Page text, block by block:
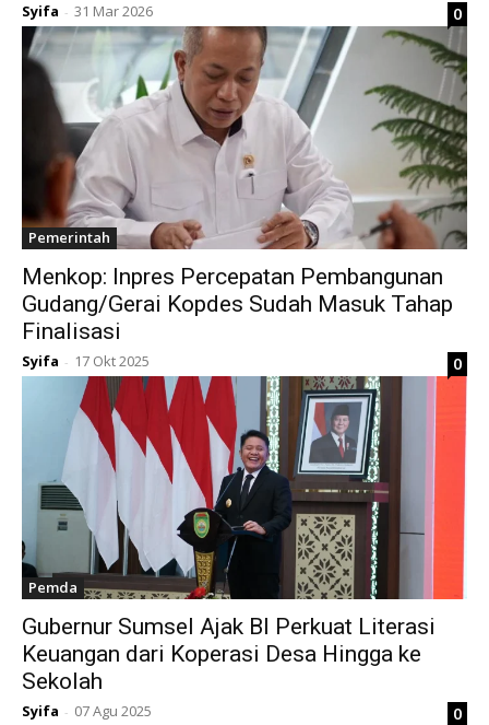
Syifa - 31 Mar 2026 0
Pemerintah
Menkop: Inpres Percepatan Pembangunan
Gudang/Gerai Kopdes Sudah Masuk Tahap
Finalisasi
Syifa - 17 Okt 2025 0
Pemda
Gubernur Sumsel Ajak BI Perkuat Literasi
Keuangan dari Koperasi Desa Hingga ke
Sekolah
Syifa - 07 Agu 2025 0